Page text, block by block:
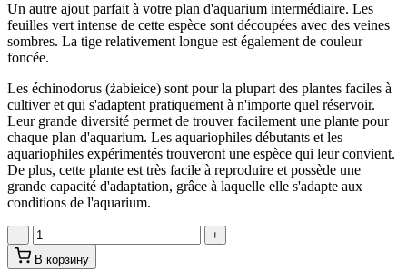
Un autre ajout parfait à votre plan d'aquarium intermédiaire. Les
feuilles vert intense de cette espèce sont découpées avec des veines
sombres. La tige relativement longue est également de couleur
foncée.
Les échinodorus (żabieice) sont pour la plupart des plantes faciles à
cultiver et qui s'adaptent pratiquement à n'importe quel réservoir.
Leur grande diversité permet de trouver facilement une plante pour
chaque plan d'aquarium. Les aquariophiles débutants et les
aquariophiles expérimentés trouveront une espèce qui leur convient.
De plus, cette plante est très facile à reproduire et possède une
grande capacité d'adaptation, grâce à laquelle elle s'adapte aux
conditions de l'aquarium.
−
+
В корзину